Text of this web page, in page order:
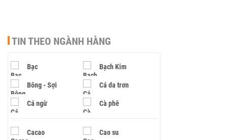
TIN THEO NGÀNH HÀNG
Bạc Bạch Kim
Bông - Sợi Cá da trơn
Cá ngừ Cà phê
Cacao Cao su